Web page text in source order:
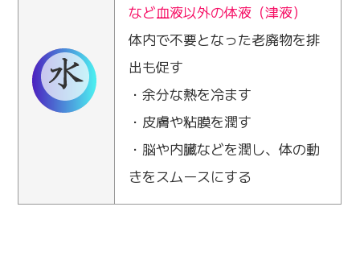
など血液以外の体液（津液）
体内で不要となった老廃物を排
出も促す
・余分な熱を冷ます
・皮膚や粘膜を潤す
・脳や内臓などを潤し、体の動
きをスムースにする